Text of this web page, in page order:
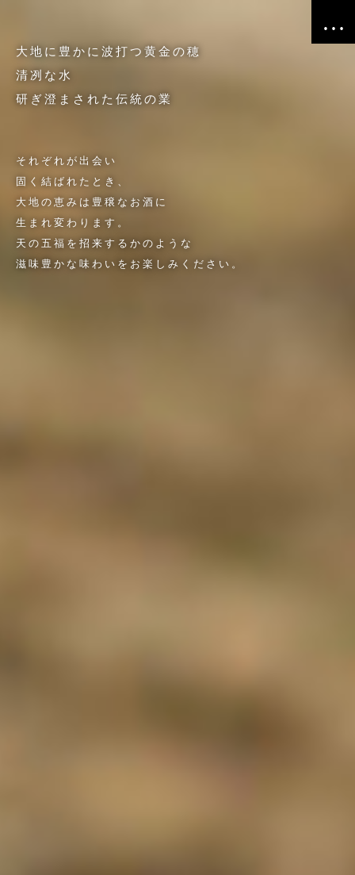
大地に豊かに波打つ黄金の穂
清冽な水
研ぎ澄まされた伝統の業
それぞれが出会い
固く結ばれたとき、
大地の恵みは豊穣なお酒に
生まれ変わります。
天の五福を招来するかのような
滋味豊かな味わいをお楽しみください。